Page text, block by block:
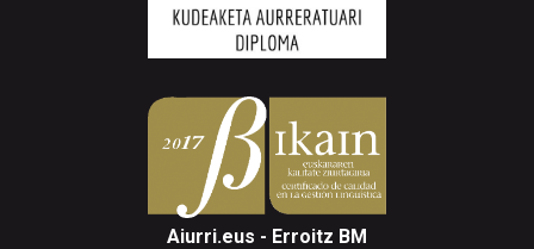
Aiurri.eus - Erroitz BM